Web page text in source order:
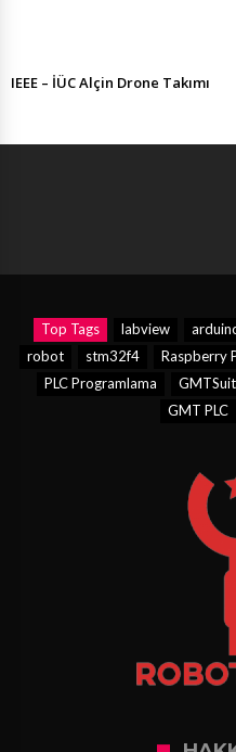
IEEE – İÜC Alçin Drone Takımı
Top Tags labview
robot
stm32f4 Raspberry
PLC Programlama
GMT PLC